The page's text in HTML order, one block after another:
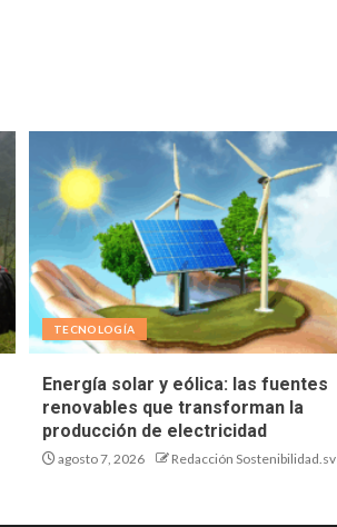
TECNOLOGÍA
Energía solar y eólica: las fuentes
renovables que transforman la
producción de electricidad
agosto 7, 2026 Redacción Sostenibilidad.sv